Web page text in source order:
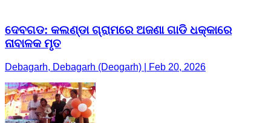
ଦେବଗଡ: କଲଣ୍ଡା ଗ୍ରାମରେ ଅଜଣା ଗାଡି ଧକ୍କାରେ
ନାବାଳକ ମୃତ
Debagarh, Debagarh (Deogarh) | Feb 20, 2026